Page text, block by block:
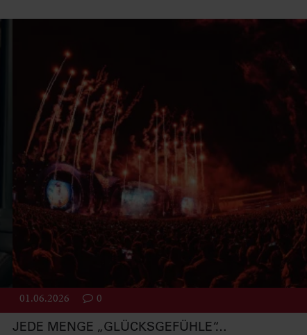
01.06.2026 0
JEDE MENGE „GLÜCKSGEFÜHLE“…